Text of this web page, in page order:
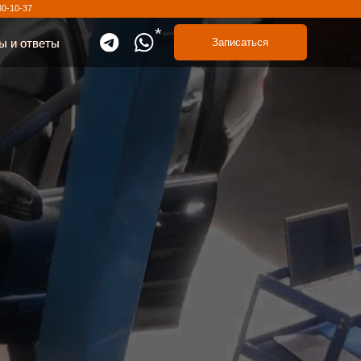
Записаться
*